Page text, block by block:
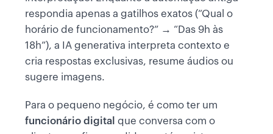
respondia apenas a gatilhos exatos (“Qual o
horário de funcionamento?” → “Das 9h às
18h”), a IA generativa interpreta contexto e
cria respostas exclusivas, resume áudios ou
sugere imagens.
Para o pequeno negócio, é como ter um
funcionário digital que conversa com o